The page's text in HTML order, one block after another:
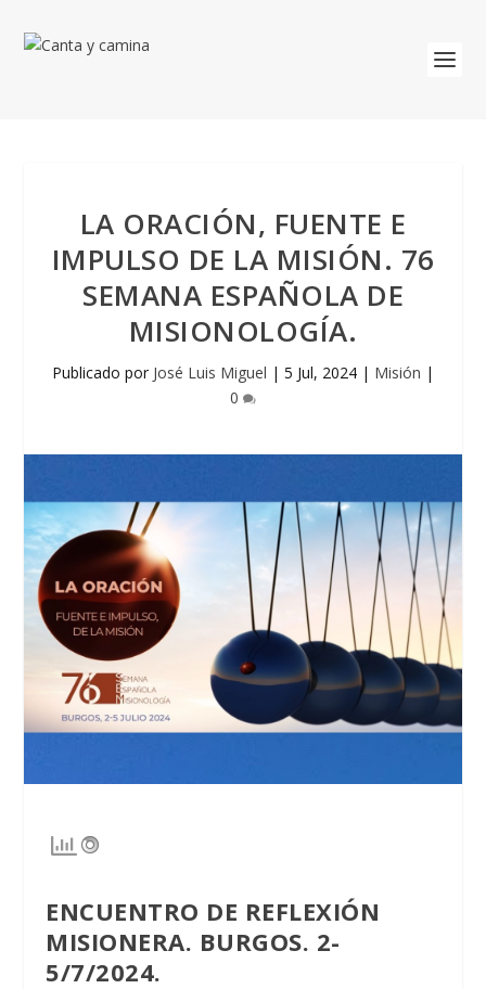
LA ORACIÓN, FUENTE E
IMPULSO DE LA MISIÓN. 76
SEMANA ESPAÑOLA DE
MISIONOLOGÍA.
Publicado por José Luis Miguel | 5 Jul, 2024 | Misión |
0
ENCUENTRO DE REFLEXIÓN
MISIONERA. BURGOS. 2-
5/7/2024.